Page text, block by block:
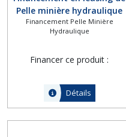
Pelle minière hydraulique
Volvo ECR355E
Financement Pelle Minière
Hydraulique
Financer ce produit :
Détails